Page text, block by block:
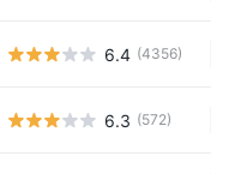
6.4 (4356)
6.3 (572)